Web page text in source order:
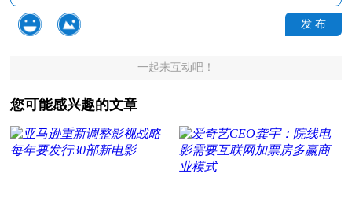
发 布
一起来互动吧！
您可能感兴趣的文章